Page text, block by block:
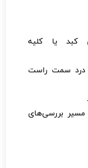
کبد یا کلیه
درد سمت راست
بررسی‌های